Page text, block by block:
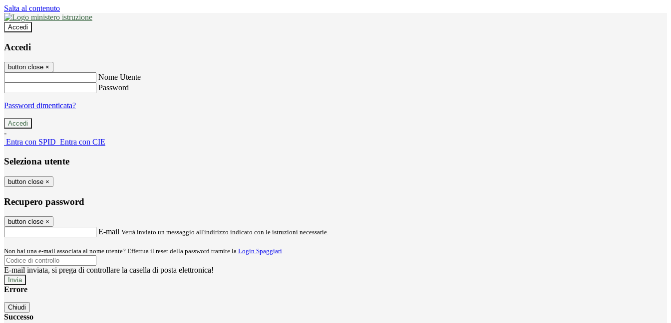
Salta al contenuto
Accedi
Accedi
button close ×
Nome Utente
Password
Password dimenticata?
-
Entra con SPID Entra con CIE
Seleziona utente
button close ×
Recupero password
button close ×
E-mail Verrà inviato un messaggio all'indirizzo indicato con le istruzioni necessarie.
Non hai una e-mail associata al nome utente? Effettua il reset della password tramite la Login Spaggiari
E-mail inviata, si prega di controllare la casella di posta elettronica!
Errore
Chiudi
Successo